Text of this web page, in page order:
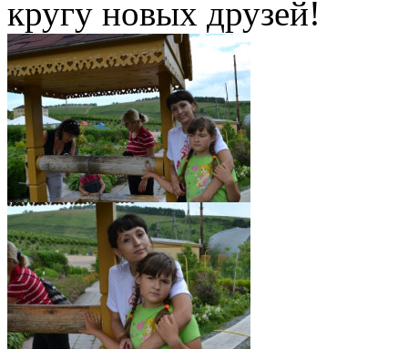
кругу новых друзей!